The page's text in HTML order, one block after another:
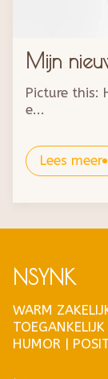
Mijn
Picture this:
e...
Lees meer
NSYNK
WARM
HUMOR |